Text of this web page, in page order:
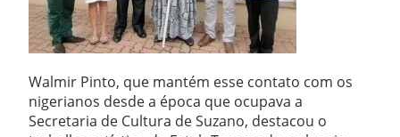
Walmir Pinto, que mantém esse contato com os
nigerianos desde a época que ocupava a
Secretaria de Cultura de Suzano, destacou o